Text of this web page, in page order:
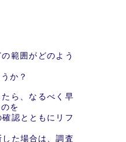
範囲がどのよう
か？
ら、なるべく早
を
認とともにリフ
た場合は、調査